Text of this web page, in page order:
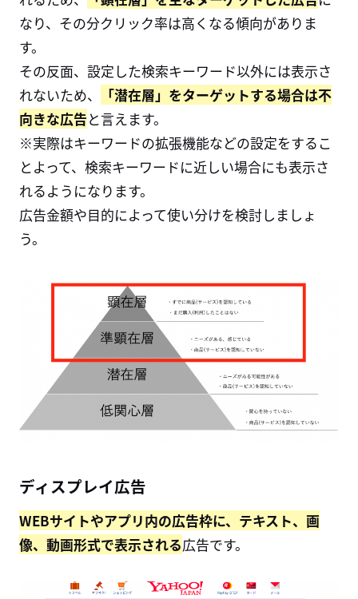
なり、その分クリック率は高くなる傾向がありま
す。
その反面、設定した検索キーワード以外には表示さ
れないため、
「潜在層」をターゲットする場合は不
向きな広告と言えます。
※実際はキーワードの拡張機能などの設定をするこ
とよって、検索キーワードに近しい場合にも表示さ
れるようになります。
広告金額や目的によって使い分けを検討しましょ
う。
ディスプレイ広告
WEBサイトやアプリ内の広告枠に、テキスト、画
像、動画形式で表示される広告です。